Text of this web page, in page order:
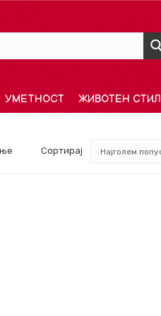
УМЕТНОСТ ЖИВОТЕН СТИЛ
Сортирај